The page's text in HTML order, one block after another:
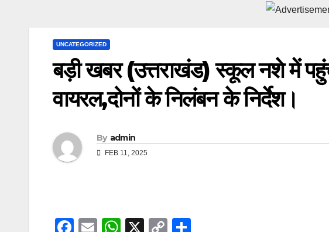
UNCATEGORIZED
बड़ी खबर (उत्तराखंड) स्कूल नशे में पहुंचे
वायरल,दोनों के निलंबन के निर्देश।
By admin
FEB 11, 2025
F
E
W
X
C